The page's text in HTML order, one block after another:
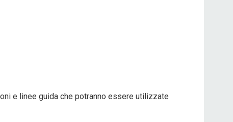
e linee guida che potranno essere utilizzate